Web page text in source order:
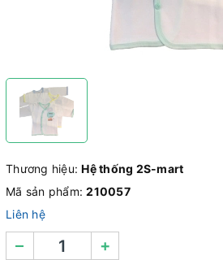
Thương hiệu:Hệ thống 2S-mart
Mã sản phẩm:210057
Liên hệ
– +